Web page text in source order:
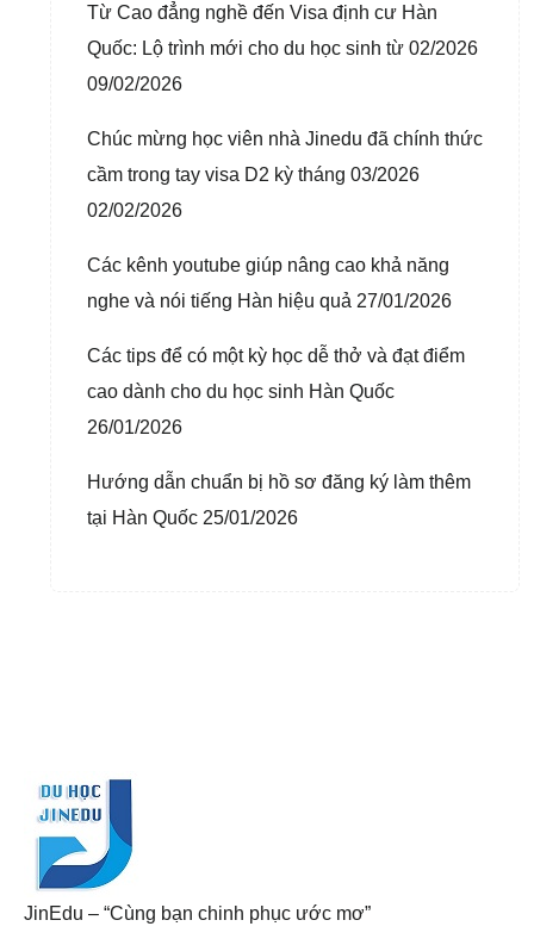
Từ Cao đẳng nghề đến Visa định cư Hàn
Quốc: Lộ trình mới cho du học sinh từ 02/2026
09/02/2026
Chúc mừng học viên nhà Jinedu đã chính thức
cầm trong tay visa D2 kỳ tháng 03/2026
02/02/2026
Các kênh youtube giúp nâng cao khả năng
nghe và nói tiếng Hàn hiệu quả 27/01/2026
Các tips để có một kỳ học dễ thở và đạt điểm
cao dành cho du học sinh Hàn Quốc
26/01/2026
Hướng dẫn chuẩn bị hồ sơ đăng ký làm thêm
tại Hàn Quốc 25/01/2026
JinEdu – “Cùng bạn chinh phục ước mơ”